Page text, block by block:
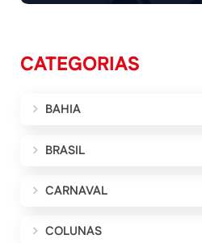
CATEGORIAS
BAHIA
BRASIL
CARNAVAL
COLUNAS